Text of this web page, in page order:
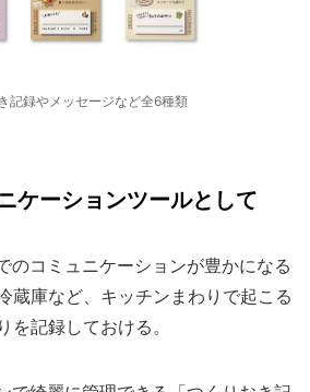
記録やメッセージなど全6種類
ケーションツールとして
のコミュニケーションが豊かになる
蔵庫など、キッチンまわりで起こる
を記録しておける。